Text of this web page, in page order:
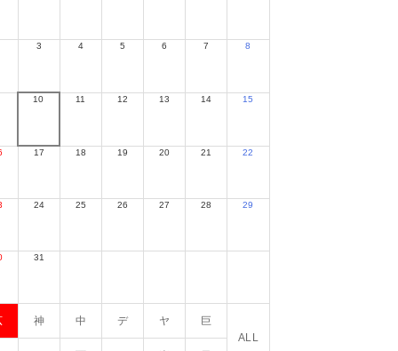
3 4 5 6 7 8
10 11 12 13 14 15
17 18 19 20 21 22
24 25 26 27 28 29
31
神 中 デ ヤ
巨
ALL